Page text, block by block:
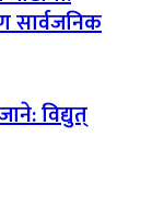
सार्वजनिक
विद्युत्